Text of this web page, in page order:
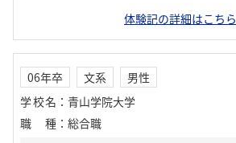
体験記の詳細はこちら
06年卒 文系
男性
学校名 ： 青山学院大学
職種 ： 総合職